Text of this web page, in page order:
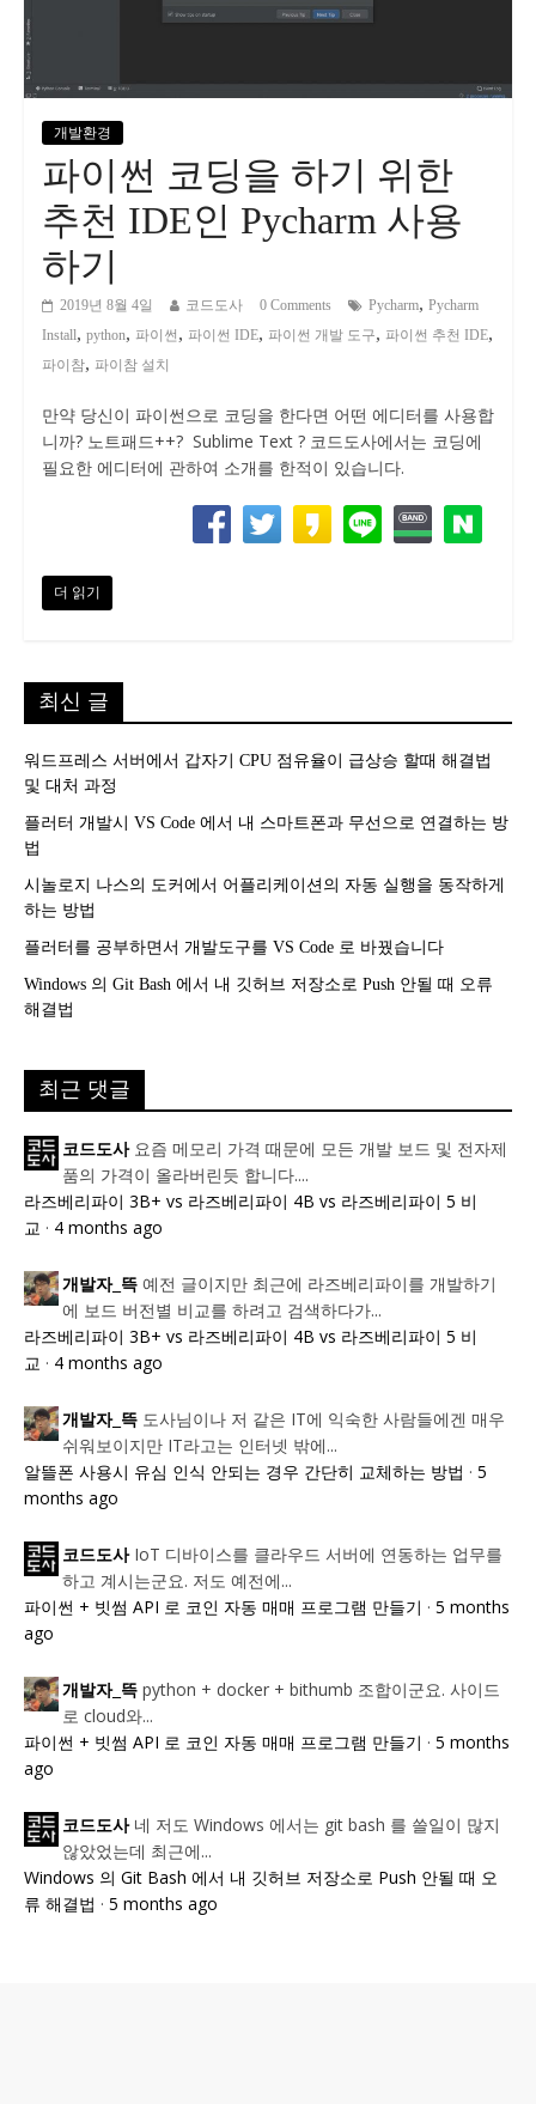
개발환경
파이썬 코딩을 하기 위한
추천 IDE인 Pycharm 사용
하기
2019년 8월 4일 코드도사 0 Comments Pycharm, Pycharm
Install, python, 파이썬 , 파이썬 IDE, 파이썬 개발 도구, 파이썬 추천 IDE,
파이참, 파이참 설치
만약 당신이 파이썬으로 코딩을 한다면 어떤 에디터를 사용합
니까? 노트패드++? Sublime Text ? 코드도사에서는 코딩에
필요한 에디터에 관하여 소개를 한적이 있습니다.
더 읽기
최신 글
워드프레스 서버에서 갑자기 CPU 점유율이 급상승 할때 해결법
및 대처 과정
플러터 개발시 VS Code 에서 내 스마트폰과 무선으로 연결하는 방
법
시놀로지 나스의 도커에서 어플리케이션의 자동 실행을 동작하게
하는 방법
플러터를 공부하면서 개발도구를 VS Code 로 바꿨습니다
Windows 의 Git Bash 에서 내 깃허브 저장소로 Push 안될 때 오류
해결법
최근 댓글
코드도사 요즘 메모리 가격 때문에 모든 개발 보드 및 전자제
품의 가격이 올라버린듯 합니다....
라즈베리파이 3B+ vs 라즈베리파이 4B vs 라즈베리파이 5 비
교 · 4 months ago
개발자_뜩 예전 글이지만 최근에 라즈베리파이를 개발하기
에 보드 버전별 비교를 하려고 검색하다가...
라즈베리파이 3B+ vs 라즈베리파이 4B vs 라즈베리파이 5 비
교 · 4 months ago
개발자_뜩 도사님이나 저 같은 IT에 익숙한 사람들에겐 매우
쉬워보이지만 IT라고는 인터넷 밖에...
알뜰폰 사용시 유심 인식 안되는 경우 간단히 교체하는 방법 · 5
months ago
코드도사 IoT 디바이스를 클라우드 서버에 연동하는 업무를
하고 계시는군요. 저도 예전에...
파이썬 + 빗썸 API 로 코인 자동 매매 프로그램 만들기 · 5 months
ago
개발자_뜩 python + docker + bithumb 조합이군요. 사이드
로 cloud와...
파이썬 + 빗썸 API 로 코인 자동 매매 프로그램 만들기 · 5 months
ago
코드도사 네 저도 Windows 에서는 git bash 를 쓸일이 많지
않았었는데 최근에...
Windows 의 Git Bash 에서 내 깃허브 저장소로 Push 안될 때 오
류 해결법 · 5 months ago